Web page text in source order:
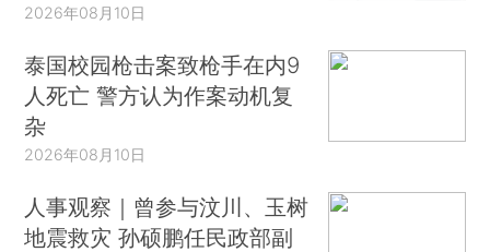
2026年08月10日
泰国校园枪击案致枪手在内9
人死亡 警方认为作案动机复
杂
2026年08月10日
人事观察｜曾参与汶川、玉树
地震救灾 孙硕鹏任民政部副